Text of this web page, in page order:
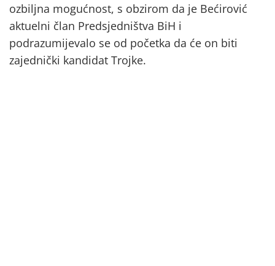
ozbiljna mogućnost, s obzirom da je Bećirović
aktuelni član Predsjedništva BiH i
podrazumijevalo se od početka da će on biti
zajednički kandidat Trojke.